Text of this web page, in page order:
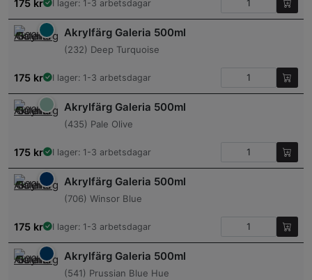
175 kr I lager: 1-3 arbetsdagar
Akrylfärg Galeria 500ml
(232) Deep Turquoise
175 kr I lager: 1-3 arbetsdagar
Akrylfärg Galeria 500ml
(435) Pale Olive
175 kr I lager: 1-3 arbetsdagar
Akrylfärg Galeria 500ml
(706) Winsor Blue
175 kr I lager: 1-3 arbetsdagar
Akrylfärg Galeria 500ml
(541) Prussian Blue Hue